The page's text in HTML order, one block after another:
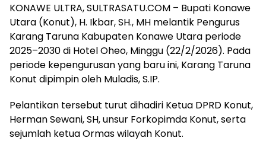
KONAWE ULTRA, SULTRASATU.COM – Bupati Konawe
Utara (Konut), H. Ikbar, SH., MH melantik Pengurus
Karang Taruna Kabupaten Konawe Utara periode
2025–2030 di Hotel Oheo, Minggu (22/2/2026). Pada
periode kepengurusan yang baru ini, Karang Taruna
Konut dipimpin oleh Muladis, S.IP.
Pelantikan tersebut turut dihadiri Ketua DPRD Konut,
Herman Sewani, SH, unsur Forkopimda Konut, serta
sejumlah ketua Ormas wilayah Konut.